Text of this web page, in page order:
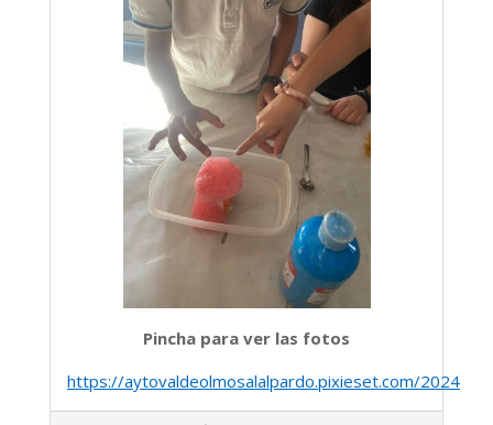
Pincha para ver las fotos
https://aytovaldeolmosalalpardo.pixieset.com/